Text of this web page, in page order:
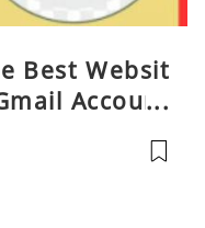
Best Websit
Account